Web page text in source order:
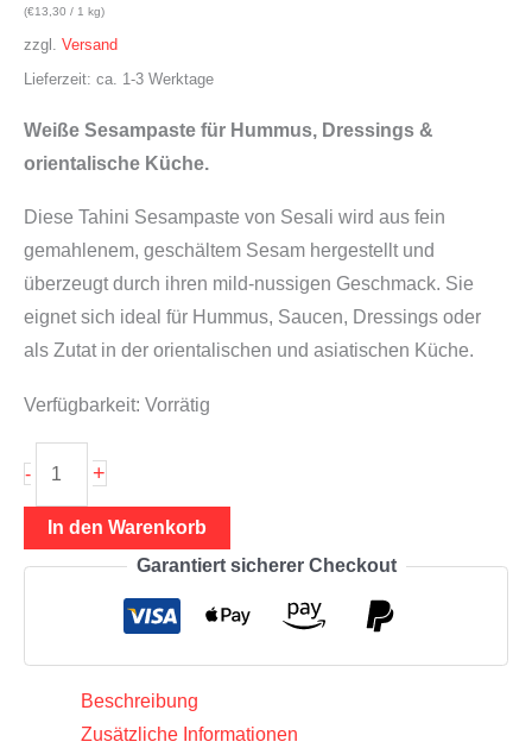
(€13,30 / 1 kg)
zzgl. Versand
Lieferzeit: ca. 1-3 Werktage
Weiße Sesampaste für Hummus, Dressings &
orientalische Küche.
Diese Tahini Sesampaste von Sesali wird aus fein
gemahlenem, geschältem Sesam hergestellt und
überzeugt durch ihren mild-nussigen Geschmack. Sie
eignet sich ideal für Hummus, Saucen, Dressings oder
als Zutat in der orientalischen und asiatischen Küche.
Verfügbarkeit: Vorrätig
-
(weiße
Sesampaste)
+
In den Warenkorb
Garantiert sicherer Checkout
Beschreibung
Zusätzliche Informationen